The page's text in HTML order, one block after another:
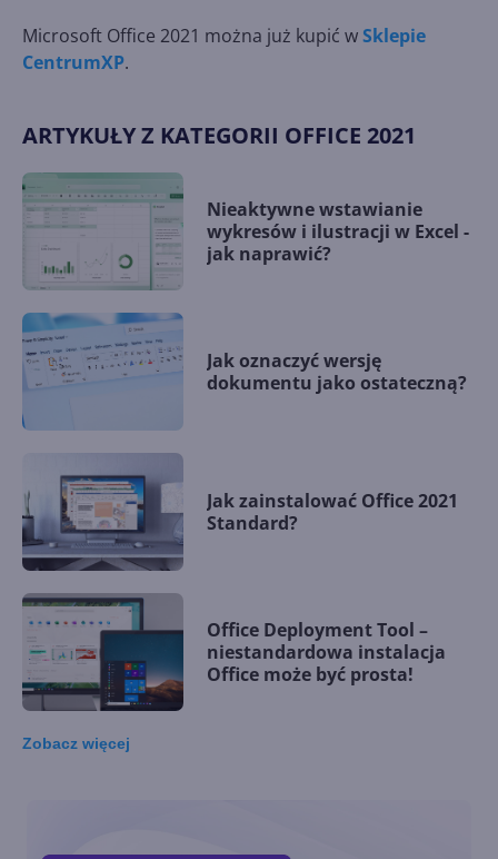
Microsoft Office 2021 można już kupić wSklepie
CentrumXP.
ARTYKUŁY Z KATEGORII OFFICE 2021
Nieaktywne wstawianie
wykresów i ilustracji w Excel -
jak naprawić?
Jak oznaczyć wersję
dokumentu jako ostateczną?
Jak zainstalować Office 2021
Standard?
Office Deployment Tool –
niestandardowa instalacja
Office może być prosta!
Zobacz więcej